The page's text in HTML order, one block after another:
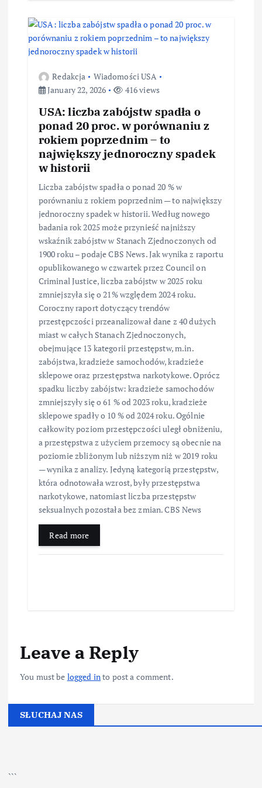
Redakcja
Wiadomości USA
January 22, 2026
416 views
USA: liczba zabójstw spadła o
ponad 20 proc. w porównaniu z
rokiem poprzednim – to
największy jednoroczny spadek
w historii
Liczba zabójstw spadła o ponad 20 % w
porównaniu z rokiem poprzednim — to największy
jednoroczny spadek w historii. Według nowego
badania rok 2025 może przynieść najniższy
wskaźnik zabójstw w Stanach Zjednoczonych od
1900 roku – podaje CBS News. Jak wynika z raportu
opublikowanego w czwartek przez Council on
Criminal Justice, liczba zabójstw w 2025 roku
zmniejszyła się o 21% względem 2024 roku.
Coroczny raport dotyczący trendów
przestępczości przeanalizował dane z 40 dużych
miast w całych Stanach Zjednoczonych,
obejmujące 13 kategorii przestępstw, m.in.
zabójstwa, kradzieże samochodów, kradzieże
sklepowe oraz przestępstwa narkotykowe. Oprócz
spadku liczby zabójstw: kradzieże samochodów
zmniejszyły się o 61 % od 2023 roku, kradzieże
sklepowe spadły o 10 % od 2024 roku. Ogólnie
całkowity poziom przestępczości uległ obniżeniu,
a przestępstwa z użyciem przemocy są obecnie na
poziomie zbliżonym lub niższym niż w 2019 roku
— wynika z analizy. Jedyną kategorią przestępstw,
która odnotowała wzrost, były przestępstwa
narkotykowe, natomiast liczba przestępstw
seksualnych pozostała bez zmian. CBS News
Read more
Leave a Reply
You must be logged into post a comment.
SŁUCHAJ NAS
```